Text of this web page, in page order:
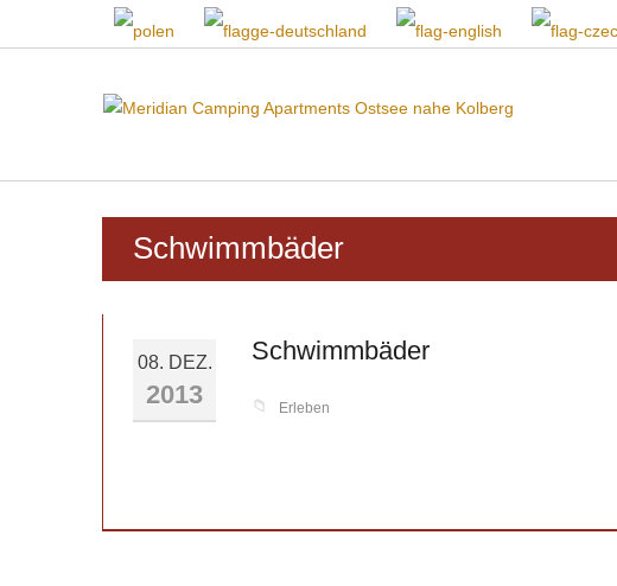
Schwimmbäder
08. DEZ.
2013
Schwimmbäder
📁 Erleben